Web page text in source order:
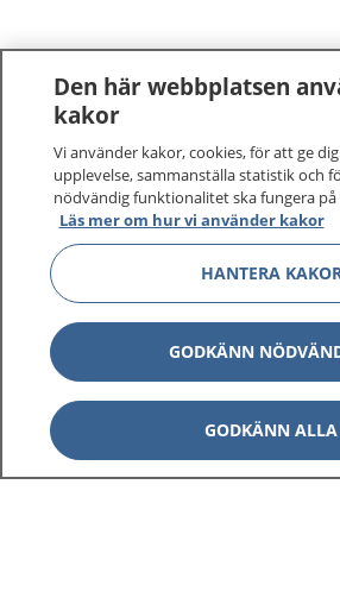
Den här webbplatsen
kakor
Vi använder kakor, cookies, för att ge
upplevelse, sammanställa statistik och
nödvändig funktionalitet ska fungera
Läs mer om hur vi använder kakor
HANTERA
GODKÄNN
GODKÄNN ALLA